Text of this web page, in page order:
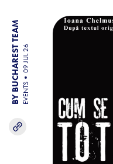
BY BUCHAREST TEAM EVENTS
09 JUL 26